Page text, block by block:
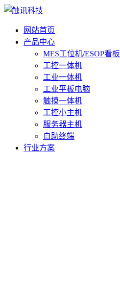
网站首页
产品中心
MES工位机/ESOP看板
工控一体机
工业一体机
工业平板电脑
触摸一体机
工控小主机
服务器主机
自助终端
行业方案